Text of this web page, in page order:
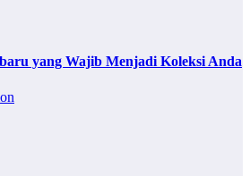
yang Wajib Menjadi Koleksi Anda